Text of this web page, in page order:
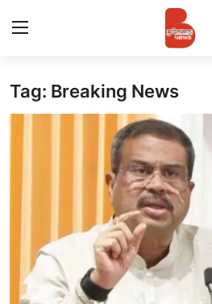
Login Register
बुन्देलखण्ड
Tag: Breaking News